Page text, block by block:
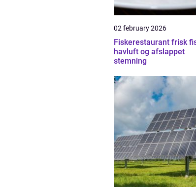
02 february 2026
Fiskerestaurant frisk fisk,
havluft og afslappet
stemning